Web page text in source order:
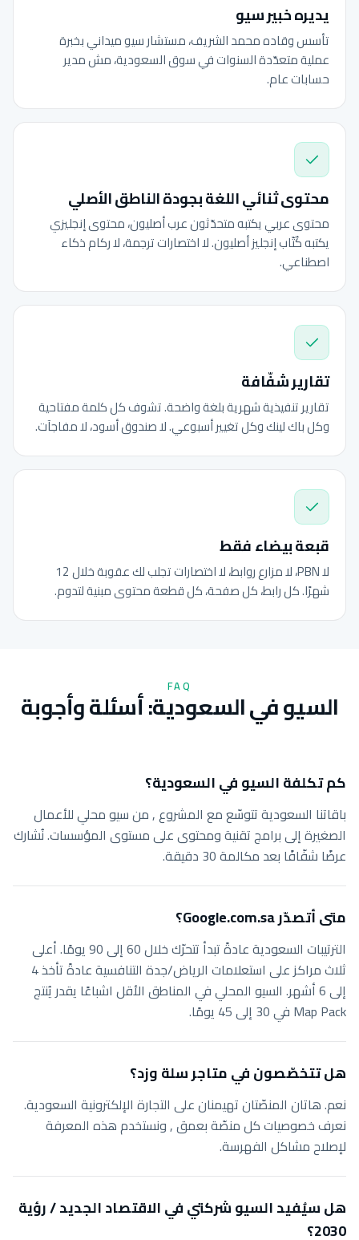
يديره خبير سيو
تأسس وقاده محمد الشريف، مستشار سيو ميداني بخبرة
عملية متعدّدة السنوات في سوق السعودية، مش مدير
حسابات عام.
محتوى ثنائي اللغة بجودة الناطق الأصلي
محتوى عربي يكتبه متحدّثون عرب أصليون، محتوى إنجليزي
يكتبه كُتّاب إنجليز أصليون. لا اختصارات ترجمة، لا ركام ذكاء
اصطناعي.
تقارير شفّافة
تقارير تنفيذية شهرية بلغة واضحة. تشوف كل كلمة مفتاحية
وكل باك لينك وكل تغيير أسبوعي. لا صندوق أسود، لا مفاجآت.
قبعة بيضاء فقط
لا PBN، لا مزارع روابط، لا اختصارات تجلب لك عقوبة خلال 12
شهرًا. كل رابط، كل صفحة، كل قطعة محتوى مبنية لتدوم.
FAQ
السيو في السعودية: أسئلة وأجوبة
كم تكلفة السيو في السعودية؟
باقاتنا السعودية تتوسّع مع المشروع , من سيو محلي للأعمال
الصغيرة إلى برامج تقنية ومحتوى على مستوى المؤسسات. نُشارك
عرضًا شفّافًا بعد مكالمة 30 دقيقة.
متى أتصدّر Google.com.sa؟
الترتيبات السعودية عادةً تبدأ تتحرّك خلال 60 إلى 90 يومًا. أعلى
ثلاث مراكز على استعلامات الرياض/جدة التنافسية عادةً تأخذ 4
إلى 6 أشهر. السيو المحلي في المناطق الأقل اشباعًا يقدر يُنتج
Map Pack في 30 إلى 45 يومًا.
هل تتخصّصون في متاجر سلة وزد؟
نعم. هاتان المنصّتان تهيمنان على التجارة الإلكترونية السعودية.
نعرف خصوصيات كل منصّة بعمق , ونستخدم هذه المعرفة
لإصلاح مشاكل الفهرسة.
هل سيُفيد السيو شركتي في الاقتصاد الجديد / رؤية
2030؟